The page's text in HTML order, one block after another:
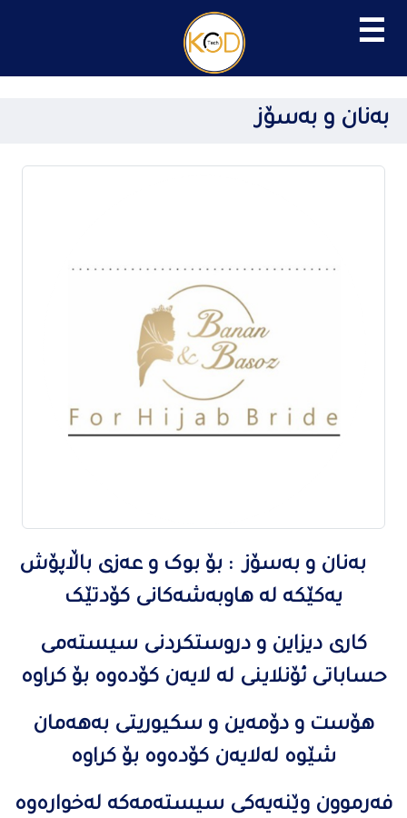
☰
بەنان و بەسۆز
بەنان و بەسۆز : بۆ بوک و عەزی باڵاپۆش
یەکێکە لە هاوبەشەکانی کۆدتێک
کاری دیزاین و دروستکردنی سیستەمی
حساباتی ئۆنلاینی لە لایەن کۆدەوە بۆ کراوە
هۆست و دۆمەین و سکیوریتی بەهەمان
شێوە لەلایەن کۆدەوە بۆ کراوە
فەرموون وێنەیەکی سیستەمەکە لەخوارەوە